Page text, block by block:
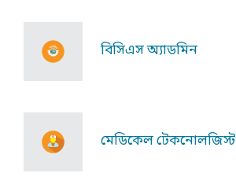
বিসিএস অ্যাডমিন
মেডিকেল টেকনোলজিস্ট